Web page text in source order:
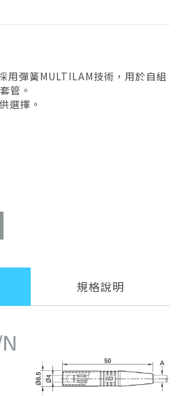
彈簧MULTILAM技術，用於自組
管。
選擇。
規格說明